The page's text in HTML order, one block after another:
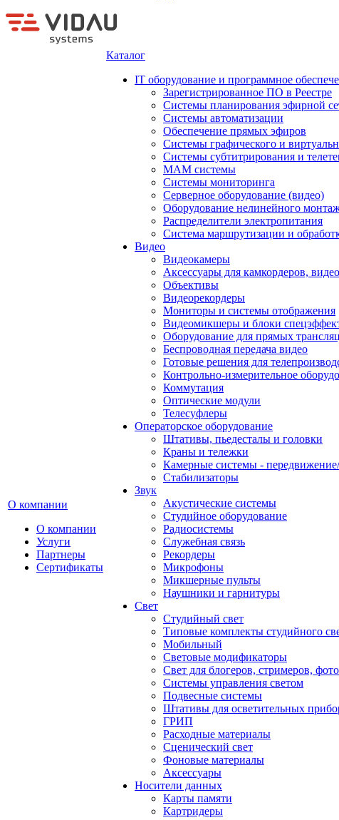
О компании
О компании
Услуги
Партнеры
Сертификаты
Каталог
IT оборудование и программное
Зарегистрированное ПО в Реестре
Системы планирования эфирной
Системы автоматизации
Обеспечение прямых эфиров
Системы графического и
Системы субтитрирования и
MAM системы
Системы мониторинга
Серверное оборудование (видео)
Оборудование нелинейного
Распределители электропитания
Система маршрутизации и
Видео
Видеокамеры
Аксессуары для камкордеров,
Объективы
Видеорекордеры
Мониторы и системы отображения
Видеомикшеры и блоки
Оборудование для прямых
Беспроводная передача видео
Готовые решения для
Контрольно-измерительное
Коммутация
Оптические модули
Телесуфлеры
Операторское оборудование
Штативы, пьедесталы и головки
Краны и тележки
Камерные системы -
Стабилизаторы
Звук
Акустические системы
Студийное оборудование
Радиосистемы
Служебная связь
Рекордеры
Микрофоны
Микшерные пульты
Наушники и гарнитуры
Свет
Студийный свет
Типовые комплекты студийного
Мобильный
Световые модификаторы
Свет для блогеров, стримеров,
Системы управления светом
Подвесные системы
Штативы для осветительных
ГРИП
Расходные материалы
Сценический свет
Фоновые материалы
Аксессуары
Носители данных
Карты памяти
Картридеры